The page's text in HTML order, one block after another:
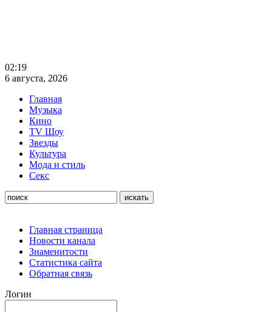
02:19
6 августа, 2026
Главная
Музыка
Кино
TV Шоу
Звезды
Культура
Мода и стиль
Секс
Главная страница
Новости канала
Знаменитости
Статистика сайта
Обратная связь
Логин